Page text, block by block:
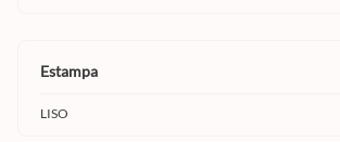
estampa
LISO